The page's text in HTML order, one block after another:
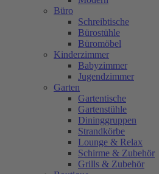
Büro
Schreibtische
Bürostühle
Büromöbel
Kinderzimmer
Babyzimmer
Jugendzimmer
Garten
Gartentische
Gartenstühle
Dininggruppen
Strandkörbe
Lounge & Relax
Schirme & Zubehör
Grills & Zubehör